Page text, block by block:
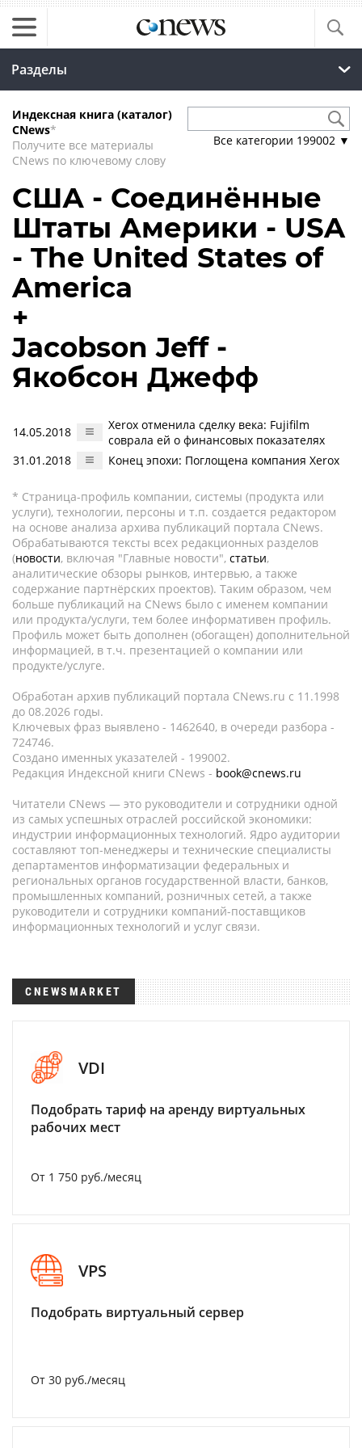
Разделы
Индексная книга (каталог)
CNews*
Получите все материалы
CNews по ключевому слову
Все категории 199002 ▼
США - Соединённые
Штаты Америки - USA
- The United States of
America
+
Jacobson Jeff -
Якобсон Джефф
14.05.2018
Xerox отменила сделку века: Fujifilm
соврала ей о финансовых показателях
31.01.2018
Конец эпохи: Поглощена компания Xerox
* Страница-профиль компании, системы (продукта или
услуги), технологии, персоны и т.п. создается редактором
на основе анализа архива публикаций портала CNews.
Обрабатываются тексты всех редакционных разделов
(новости, включая "Главные новости", статьи,
аналитические обзоры рынков, интервью, а также
содержание партнёрских проектов). Таким образом, чем
больше публикаций на CNews было с именем компании
или продукта/услуги, тем более информативен профиль.
Профиль может быть дополнен (обогащен) дополнительной
информацией, в т.ч. презентацией о компании или
продукте/услуге.
Обработан архив публикаций портала CNews.ru c 11.1998
до 08.2026 годы.
Ключевых фраз выявлено - 1462640, в очереди разбора -
724746.
Создано именных указателей - 199002.
Редакция Индексной книги CNews - book@cnews.ru
Читатели CNews — это руководители и сотрудники одной
из самых успешных отраслей российской экономики:
индустрии информационных технологий. Ядро аудитории
составляют топ-менеджеры и технические специалисты
департаментов информатизации федеральных и
региональных органов государственной власти, банков,
промышленных компаний, розничных сетей, а также
руководители и сотрудники компаний-поставщиков
информационных технологий и услуг связи.
CNEWSMARKET
VDI
Подобрать тариф на аренду виртуальных
рабочих мест
От 1 750 руб./месяц
VPS
Подобрать виртуальный сервер
От 30 руб./месяц